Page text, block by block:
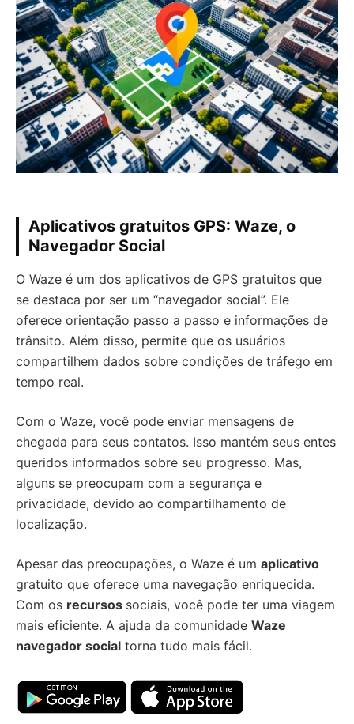
Aplicativos gratuitos GPS: Waze, o
Navegador Social
O Waze é um dos aplicativos de GPS gratuitos que
se destaca por ser um “navegador social”. Ele
oferece orientação passo a passo e informações de
trânsito. Além disso, permite que os usuários
compartilhem dados sobre condições de tráfego em
tempo real.
Com o Waze, você pode enviar mensagens de
chegada para seus contatos. Isso mantém seus entes
queridos informados sobre seu progresso. Mas,
alguns se preocupam com a segurança e
privacidade, devido ao compartilhamento de
localização.
Apesar das preocupações, o Waze é um aplicativo
gratuito que oferece uma navegação enriquecida.
Com os recursos sociais, você pode ter uma viagem
mais eficiente. A ajuda da comunidade Waze
navegador social torna tudo mais fácil.